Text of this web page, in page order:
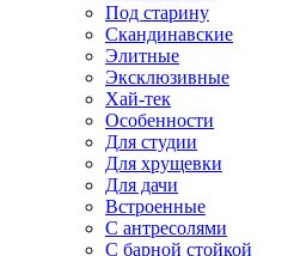
Под старину
Скандинавские
Элитные
Эксклюзивные
Хай-тек
Особенности
Для студии
Для хрущевки
Для дачи
Встроенные
С антресолями
С барной стойкой